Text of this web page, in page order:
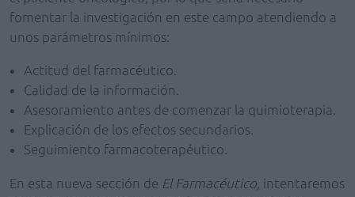
fomentar la investigación en este campo atendiendo a
unos parámetros mínimos:
Actitud del farmacéutico.
Calidad de la información.
Asesoramiento antes de comenzar la quimioterapia.
Explicación de los efectos secundarios.
Seguimiento farmacoterapéutico.
En esta nueva sección de El Farmacéutico, intentaremos